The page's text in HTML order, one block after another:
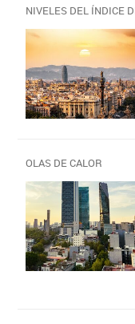
NIVELES DEL ÍNDICE
OLAS DE CALOR